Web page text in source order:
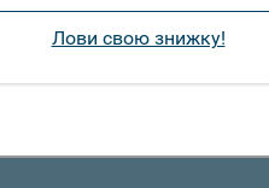
Лови свою знижку!